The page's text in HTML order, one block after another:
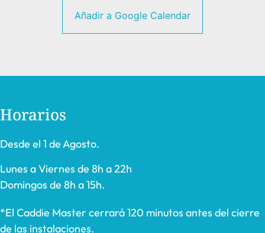
Añadir a Google Calendar
Horarios
Desde el 1 de Agosto.
Lunes a Viernes de 8h a 22h
Domingos de 8h a 15h.
*El Caddie Master cerrará 120 minutos antes del cierre
de las instalaciones.